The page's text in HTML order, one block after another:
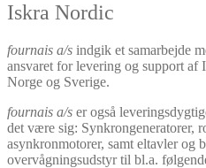
Iskra Nordic
fournais a/s indgik et samarbejde
ansvaret for levering og support af
Norge og Sverige.
fournais a/s er også
det være sig: Synkrongeneratorer,
asynkronmotorer, samt eltavler og
overvågningsudstyr til bl.a.